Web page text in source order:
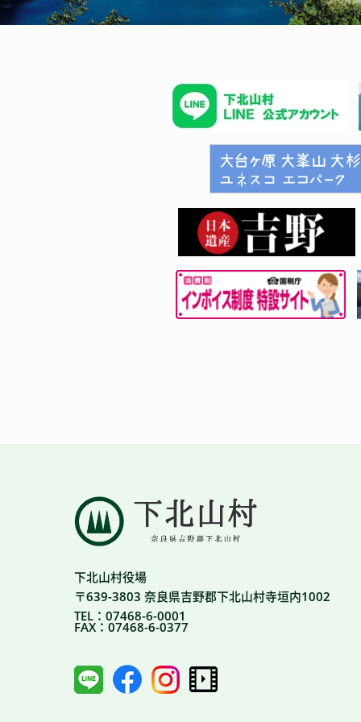
下北山村役場
〒639-3803 奈良県吉野郡下北山村寺垣内1002
TEL：07468-6-0001
FAX：07468-6-0377